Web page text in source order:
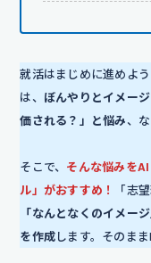
就活はまじめに進めよ
は、 ぼんやりとイメー
価される？」と悩み、
そこで、 そんな悩みを
ル」がおすすめ！
「志
「なんとなくのイメー
を作成します。そのま